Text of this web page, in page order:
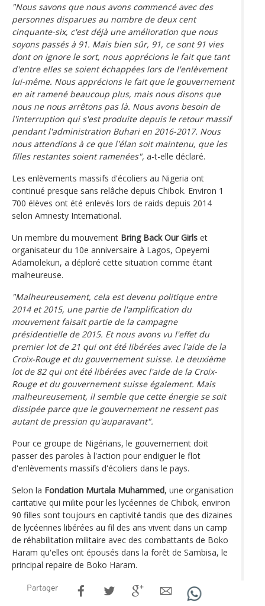
"Nous savons que nous avons commencé avec des
personnes disparues au nombre de deux cent
cinquante-six, c'est déjà une amélioration que nous
soyons passés à 91. Mais bien sûr, 91, ce sont 91 vies
dont on ignore le sort, nous apprécions le fait que tant
d'entre elles se soient échappées lors de l'enlèvement
lui-même. Nous apprécions le fait que le gouvernement
en ait ramené beaucoup plus, mais nous disons que
nous ne nous arrêtons pas là. Nous avons besoin de
l'interruption qui s'est produite depuis le retour massif
pendant l'administration Buhari en 2016-2017. Nous
nous attendions à ce que l'élan soit maintenu, que les
filles restantes soient ramenées", a-t-elle déclaré.
Les enlèvements massifs d'écoliers au Nigeria ont
continué presque sans relâche depuis Chibok. Environ 1
700 élèves ont été enlevés lors de raids depuis 2014
selon Amnesty International.
Un membre du mouvement Bring Back Our Girls et
organisateur du 10e anniversaire à Lagos, Opeyemi
Adamolekun, a déploré cette situation comme étant
malheureuse.
"Malheureusement, cela est devenu politique entre
2014 et 2015, une partie de l'amplification du
mouvement faisait partie de la campagne
présidentielle de 2015. Et nous avons vu l'effet du
premier lot de 21 qui ont été libérées avec l'aide de la
Croix-Rouge et du gouvernement suisse. Le deuxième
lot de 82 qui ont été libérées avec l'aide de la Croix-
Rouge et du gouvernement suisse également. Mais
malheureusement, il semble que cette énergie se soit
dissipée parce que le gouvernement ne ressent pas
autant de pression qu'auparavant".
Pour ce groupe de Nigérians, le gouvernement doit
passer des paroles à l'action pour endiguer le flot
d'enlèvements massifs d'écoliers dans le pays.
Selon la Fondation Murtala Muhammed, une organisation
caritative qui milite pour les lycéennes de Chibok, environ
90 filles sont toujours en captivité tandis que des dizaines
de lycéennes libérées au fil des ans vivent dans un camp
de réhabilitation militaire avec des combattants de Boko
Haram qu'elles ont épousés dans la forêt de Sambisa, le
principal repaire de Boko Haram.
Partager